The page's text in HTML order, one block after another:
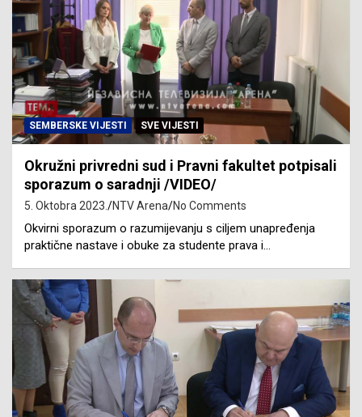
SEMBERSKE VIJESTI SVE VIJESTI
Okružni privredni sud i Pravni fakultet potpisali
sporazum o saradnji /VIDEO/
5. Oktobra 2023. NTV Arena No Comments
Okvirni sporazum o razumijevanju s ciljem unapređenja
praktične nastave i obuke za studente prava i…